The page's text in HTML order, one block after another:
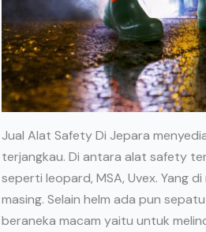
Jual Alat Safety Di Jepara
terjangkau. Di antara alat safety
seperti leopard, MSA, Uvex. Yang
masing. Selain helm ada pun
beraneka macam yaitu untuk